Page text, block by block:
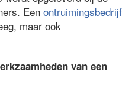
Een ontruimingsbedrijf
maar ook
van een